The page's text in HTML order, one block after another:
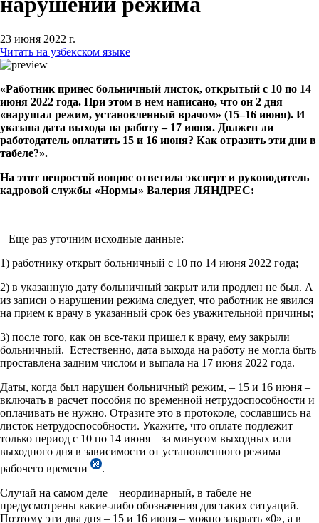
23 июня 2022 г.
Читать на узбекском языке
«Работник принес больничный листок, открытый с 10 по 14
июня 2022 года. При этом в нем написано, что он 2 дня
«нарушал режим, установленный врачом» (15–16 июня). И
указана дата выхода на работу – 17 июня. Должен ли
работодатель оплатить 15 и 16 июня? Как отразить эти дни в
табеле?».
На этот непростой вопрос ответила эксперт и руководитель
кадровой службы «Нормы» Валерия ЛЯНДРЕС:
– Еще раз уточним исходные данные:
1) работнику открыт больничный с 10 по 14 июня 2022 года;
2) в указанную дату больничный закрыт или продлен не был. А
из записи о нарушении режима следует, что работник не явился
на прием к врачу в указанный срок без уважительной причины;
3) после того, как он все-таки пришел к врачу, ему закрыли
больничный. Естественно, дата выхода на работу не могла быть
проставлена задним числом и выпала на 17 июня 2022 года.
Даты, когда был нарушен больничный режим, – 15 и 16 июня –
включать в расчет пособия по временной нетрудоспособности и
оплачивать не нужно. Отразите это в протоколе, сославшись на
листок нетрудоспособности. Укажите, что оплате подлежит
только период с 10 по 14 июня – за минусом выходных или
выходного дня в зависимости от установленного режима
рабочего времени
.
Случай на самом деле – неординарный, в табеле не
предусмотрены какие-либо обозначения для таких ситуаций.
Поэтому эти два дня – 15 и 16 июня – можно закрыть «0», а в